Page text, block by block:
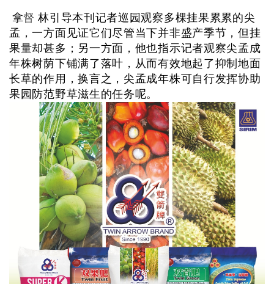
拿督 林引导本刊记者巡园观察多棵挂果累累的尖
孟，一方面见证它们尽管当下并非盛产季节，但挂
果量却甚多；另一方面，他也指示记者观察尖孟成
年株树荫下铺满了落叶，从而有效地起了抑制地面
长草的作用，换言之，尖孟成年株可自行发挥协助
果园防范野草滋生的任务呢。